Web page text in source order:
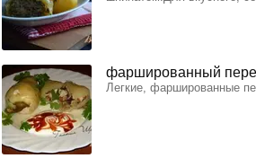
фаршированный
Легкие, фаршированные